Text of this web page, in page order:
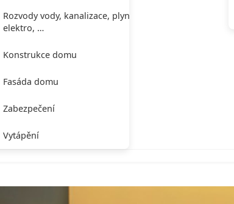
Rozvody vody, kanalizace, plynu,
elektro, …
Konstrukce domu
Fasáda domu
Zabezpečení
Vytápění